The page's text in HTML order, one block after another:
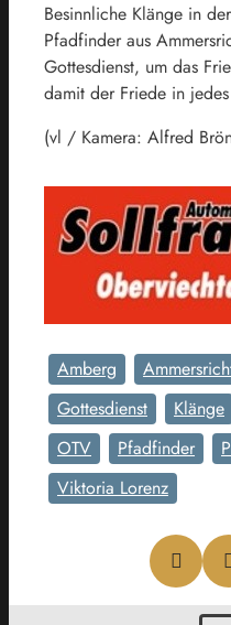
Besinnliche Klänge in
Pfadfinder aus
Gottesdienst, um das
damit der Friede in
(vl / Kamera: Alfred
Amberg
Gottesdienst
Klänge
OTV
Pfadfinder
Viktoria Lorenz